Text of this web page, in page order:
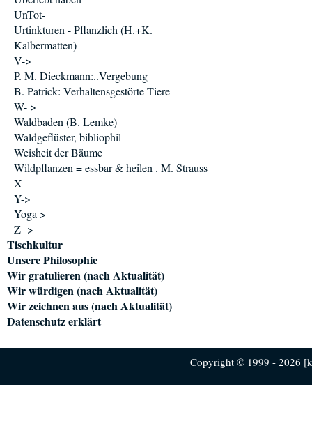
UnTot-
Urtinkturen - Pflanzlich (H.+K.
Kalbermatten)
V->
P. M. Dieckmann:..Vergebung
B. Patrick: Verhaltensgestörte Tiere
W- >
Waldbaden (B. Lemke)
Waldgeflüster, bibliophil
Weisheit der Bäume
Wildpflanzen = essbar & heilen . M. Strauss
X-
Y->
Yoga >
Z ->
Tischkultur
Unsere Philosophie
Wir gratulieren (nach Aktualität)
Wir würdigen (nach Aktualität)
Wir zeichnen aus (nach Aktualität)
Datenschutz erklärt
Copyright © 1999 - 2026